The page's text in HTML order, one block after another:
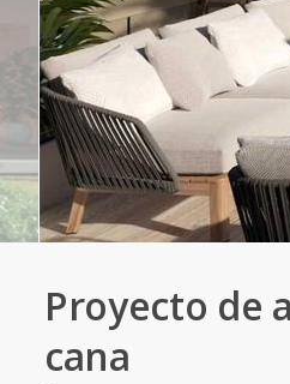
Proyecto de
cana